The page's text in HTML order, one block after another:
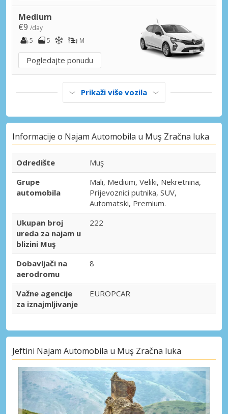
Medium
€9 /day
5
5 M
Pogledajte ponudu
Prikaži više vozila
Informacije o Najam Automobila u Muş Zračna luka
Odredište
Muş
Grupe
automobila
Mali, Medium, Veliki, Nekretnina,
Prijevoznici putnika, SUV,
Automatski, Premium.
Ukupan broj
ureda za najam u
blizini Muş
222
Dobavljači na
aerodromu
8
Važne agencije
za iznajmljivanje
EUROPCAR
Jeftini Najam Automobila u Muş Zračna luka